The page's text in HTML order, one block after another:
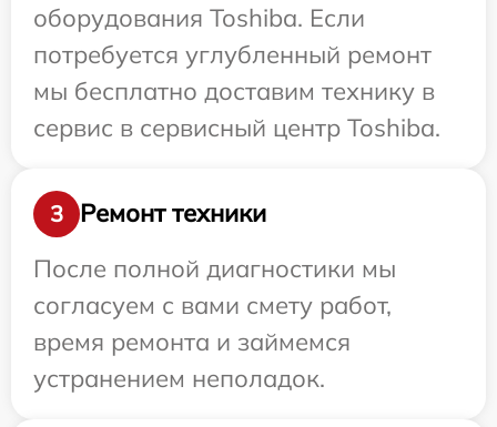
оборудования Toshiba. Если
потребуется углубленный ремонт
мы бесплатно доставим технику в
сервис в сервисный центр Toshiba.
3
Ремонт техники
После полной диагностики мы
согласуем с вами смету работ,
время ремонта и займемся
устранением неполадок.